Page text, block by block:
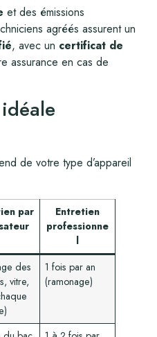
et des émissions
agréés assurent un
, avec un certificat de
assurance en cas de
de votre type d’appareil
par
Entretien
professionne
l
des
vitre,
1 fois par an
(ramonage)